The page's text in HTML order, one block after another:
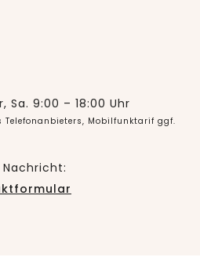
Sa. 9:00 – 18:00 Uhr
Telefonanbieters, Mobilfunktarif ggf.